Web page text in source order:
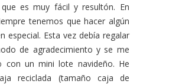
es muy fácil y resultón. En
tenemos que hacer algún
especial. Esta vez debía regalar
de agradecimiento y se me
con un mini lote navideño. He
reciclada (tamaño caja de